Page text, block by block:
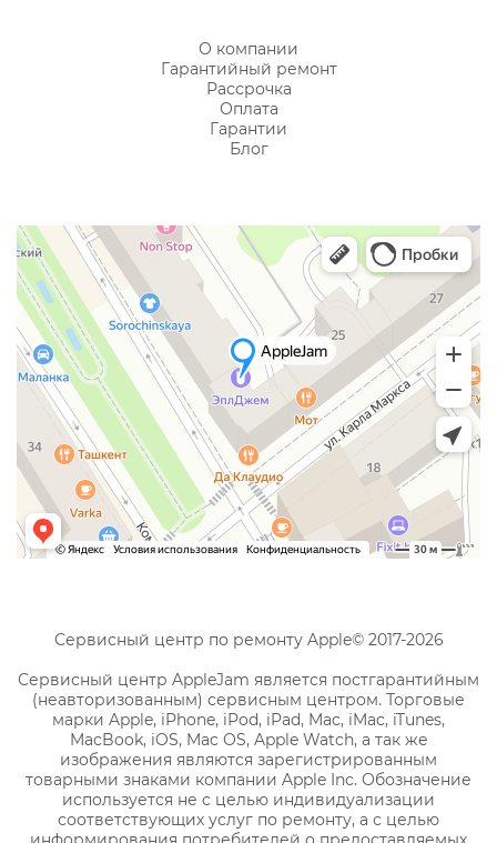
О компании
Гарантийный ремонт
Рассрочка
Оплата
Гарантии
Блог
Сервисный центр по ремонту Apple© 2017-2026
Сервисный центр AppleJam является постгарантийным
(неавторизованным) сервисным центром. Торговые
марки Apple, iPhone, iPod, iPad, Mac, iMac, iTunes,
MacBook, iOS, Mac OS, Apple Watch, а так же
изображения являются зарегистрированным
товарными знаками компании Apple Inc. Обозначение
используется не с целью индивидуализации
соответствующих услуг по ремонту, а с целью